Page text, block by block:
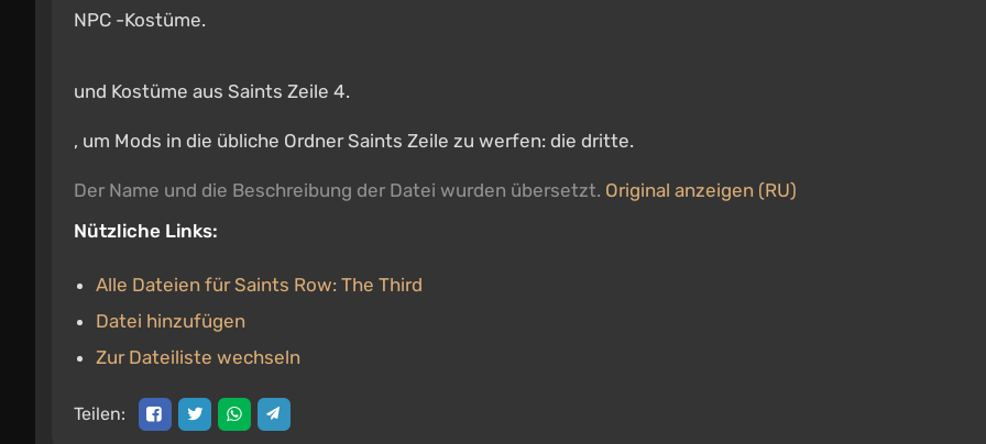
NPC -Kostüme.
und Kostüme aus Saints Zeile 4.
, um Mods in die übliche Ordner Saints Zeile zu werfen: die dritte.
Der Name und die Beschreibung der Datei wurden übersetzt. Original anzeigen (RU)
Nützliche Links:
Alle Dateien für Saints Row: The Third
Datei hinzufügen
Zur Dateiliste wechseln
Teilen: